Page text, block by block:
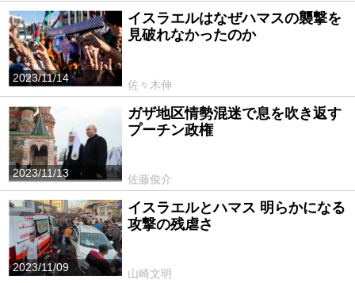
2023/11/14
イスラエルはなぜハマスの襲撃を
見破れなかったのか
佐々木伸
2023/11/13
ガザ地区情勢混迷で息を吹き返す
プーチン政権
佐藤俊介
2023/11/09
イスラエルとハマス 明らかになる
攻撃の残虐さ
山崎文明